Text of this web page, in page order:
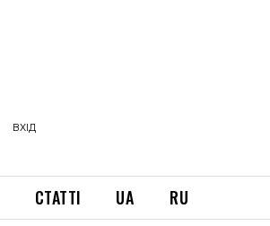
ВХІД
СТАТТІ UA RU